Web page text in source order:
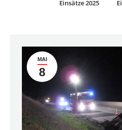
Einsätze 2025
MAI
8